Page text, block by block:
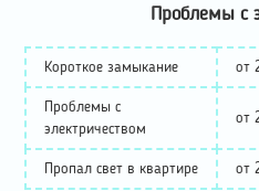
Проблемы с
Короткое замыкание от
Проблемы с
электричеством
от
Пропал свет в квартире от